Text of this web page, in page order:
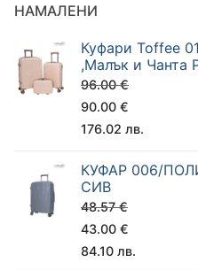
НАМАЛЕНИ
Куфари Toffee
,Малък и Чанта
96.00€
90.00 €
176.02 лв.
КУФАР 006/
СИВ
48.57€
43.00 €
84.10 лв.